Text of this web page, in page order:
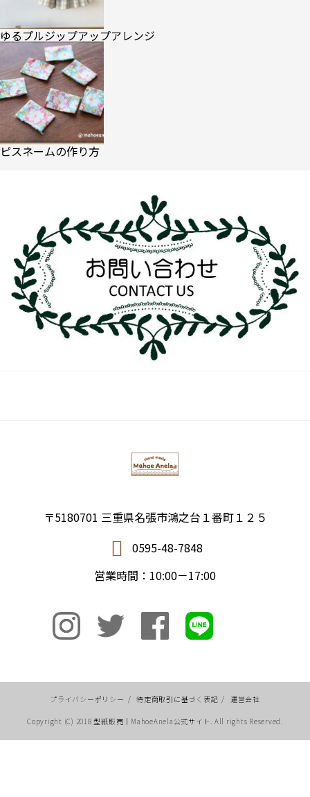
ゆるプルジップアップアレンジ
ピスネームの作り方
〒5180701 三重県名張市鴻之台１番町１２５
0595-48-7848
営業時間：10:00－17:00
プライバシーポリシー / 特定商取引に基づく表記 / 運営会社
Copyright (C) 2018 型紙販売｜MahoeAnela公式サイト. All rights Reserved.